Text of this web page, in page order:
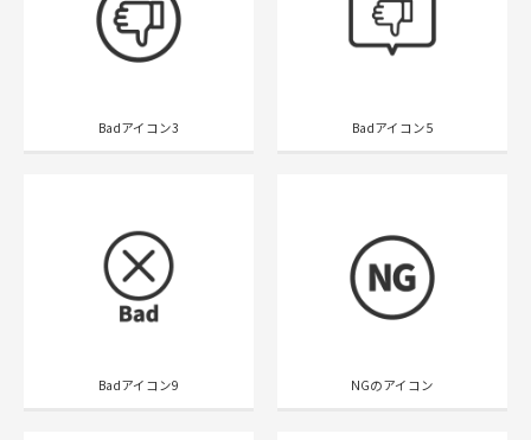
Badアイコン3 Badアイコン5
Badアイコン9 NGのアイコン